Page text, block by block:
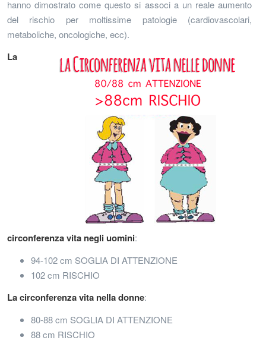
hanno dimostrato come questo si associ a un reale aumento
del rischio per moltissime patologie (cardiovascolari,
metaboliche, oncologiche, ecc).
La
circonferenza vita negli uomini:
94-102 cm SOGLIA DI ATTENZIONE
102 cm RISCHIO
La circonferenza vita nella donne:
80-88 cm SOGLIA DI ATTENZIONE
88 cm RISCHIO